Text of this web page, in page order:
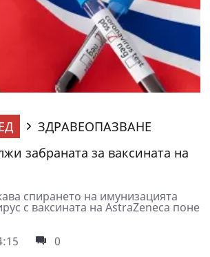
ЗДРАВЕОПАЗВАНЕ
забраната за ваксината на
спирането на имунизацията
с ваксината на AstraZeneca поне
0